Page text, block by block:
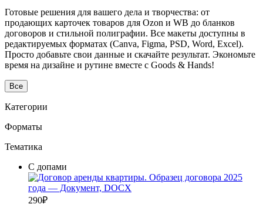
Готовые решения для вашего дела и творчества: от
продающих карточек товаров для Ozon и WB до бланков
договоров и стильной полиграфии. Все макеты доступны в
редактируемых форматах (Canva, Figma, PSD, Word, Excel).
Просто добавьте свои данные и скачайте результат. Экономьте
время на дизайне и рутине вместе с Goods & Hands!
Все
Категории
Форматы
Тематика
С допами
290₽